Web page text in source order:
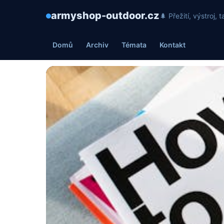
armyshop-outdoor.cz🌲 Přežití, výstroj,
Domů Archiv Témata Kontakt